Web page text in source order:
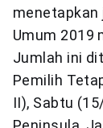
menetapkan
Umum 2019
Jumlah ini
Pemilih
II), Sabtu